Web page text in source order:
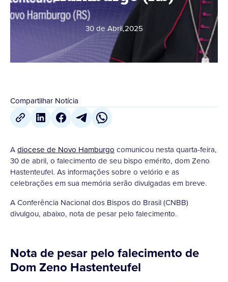
30 de Abril,2025
Compartilhar Notícia
Adiocese de Novo Hamburgo comunicou nesta quarta-feira,
30 de abril, o falecimento de seu bispo emérito, dom Zeno
Hastenteufel. As informações sobre o velório e as
celebrações em sua memória serão divulgadas em breve.
A Conferência Nacional dos Bispos do Brasil (CNBB)
divulgou, abaixo, nota de pesar pelo falecimento.
Nota de pesar pelo falecimento de
Dom Zeno Hastenteufel